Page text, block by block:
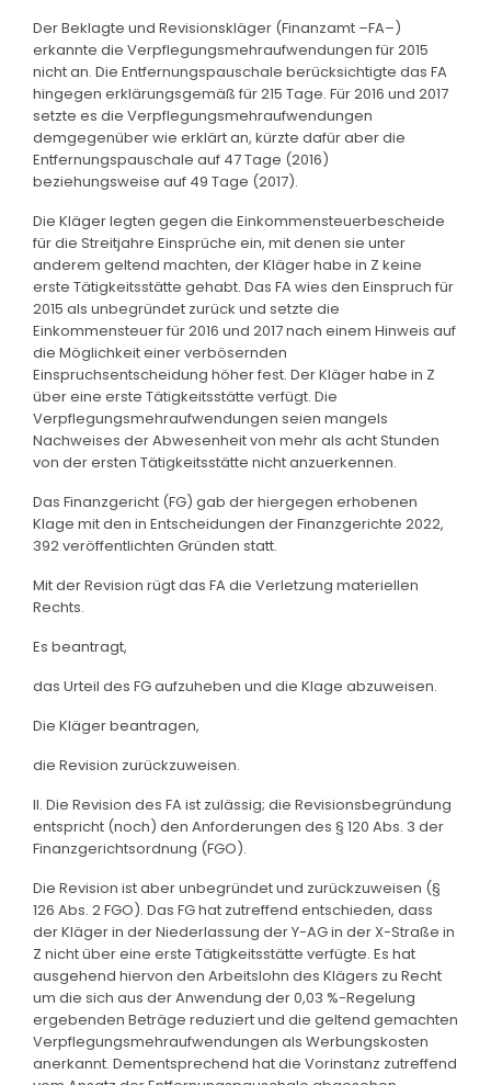
Der Beklagte und Revisionskläger (Finanzamt –FA–)
erkannte die Verpflegungsmehraufwendungen für 2015
nicht an. Die Entfernungspauschale berücksichtigte das FA
hingegen erklärungsgemäß für 215 Tage. Für 2016 und 2017
setzte es die Verpflegungsmehraufwendungen
demgegenüber wie erklärt an, kürzte dafür aber die
Entfernungspauschale auf 47 Tage (2016)
beziehungsweise auf 49 Tage (2017).
Die Kläger legten gegen die Einkommensteuerbescheide
für die Streitjahre Einsprüche ein, mit denen sie unter
anderem geltend machten, der Kläger habe in Z keine
erste Tätigkeitsstätte gehabt. Das FA wies den Einspruch für
2015 als unbegründet zurück und setzte die
Einkommensteuer für 2016 und 2017 nach einem Hinweis auf
die Möglichkeit einer verbösernden
Einspruchsentscheidung höher fest. Der Kläger habe in Z
über eine erste Tätigkeitsstätte verfügt. Die
Verpflegungsmehraufwendungen seien mangels
Nachweises der Abwesenheit von mehr als acht Stunden
von der ersten Tätigkeitsstätte nicht anzuerkennen.
Das Finanzgericht (FG) gab der hiergegen erhobenen
Klage mit den in Entscheidungen der Finanzgerichte 2022,
392 veröffentlichten Gründen statt.
Mit der Revision rügt das FA die Verletzung materiellen
Rechts.
Es beantragt,
das Urteil des FG aufzuheben und die Klage abzuweisen.
Die Kläger beantragen,
die Revision zurückzuweisen.
II. Die Revision des FA ist zulässig; die Revisionsbegründung
entspricht (noch) den Anforderungen des § 120 Abs. 3 der
Finanzgerichtsordnung (FGO).
Die Revision ist aber unbegründet und zurückzuweisen (§
126 Abs. 2 FGO). Das FG hat zutreffend entschieden, dass
der Kläger in der Niederlassung der Y-AG in der X-Straße in
Z nicht über eine erste Tätigkeitsstätte verfügte. Es hat
ausgehend hiervon den Arbeitslohn des Klägers zu Recht
um die sich aus der Anwendung der 0,03 %-Regelung
ergebenden Beträge reduziert und die geltend gemachten
Verpflegungsmehraufwendungen als Werbungskosten
anerkannt. Dementsprechend hat die Vorinstanz zutreffend